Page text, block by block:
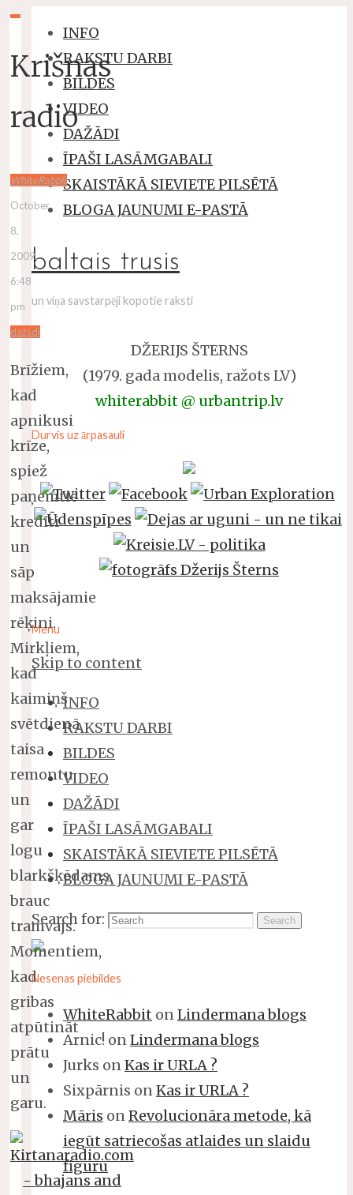
INFO
RAKSTU DARBI
BILDES
VIDEO
DAŽĀDI
ĪPAŠI LASĀMGABALI
SKAISTĀKĀ SIEVIETE PILSĒTĀ
BLOGA JAUNUMI E-PASTĀ
baltais trusis
un viņa savstarpēji kopotie raksti
DŽERIJS ŠTERNS
(1979. gada modelis, ražots LV)
whiterabbit @ urbantrip.lv
Durvis uz ārpasauli
Menu
Skip to content
INFO
RAKSTU DARBI
BILDES
VIDEO
DAŽĀDI
ĪPAŠI LASĀMGABALI
SKAISTĀKĀ SIEVIETE PILSĒTĀ
BLOGA JAUNUMI E-PASTĀ
Search for: Search
Nesenas piebildes
WhiteRabbit onLindermana blogs
Arnic! onLindermana blogs
Jurks onKas ir URLA ?
Sixpārnis onKas ir URLA ?
Māris onRevolucionāra metode, kā
iegūt satriecošas atlaides un slaidu
figūru
Krišnas
radio
WhiteRabbit
October
8,
2009,
6:48
pm
dažādi
Brīžiem,
kad
apnikusi
krīze,
spiež
paņemtie
kredīti
un
sāp
maksājamie
rēķini.
Mirkļiem,
kad
kaimiņš
svētdienā
taisa
remontu
un
gar
logu
blarkšķēdams
brauc
tramvajs.
Momentiem,
kad
gribas
atpūtināt
prātu
un
garu.